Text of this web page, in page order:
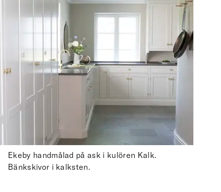
Ekeby handmålad på ask i kulören Kalk.
Bänkskivor i kalksten.